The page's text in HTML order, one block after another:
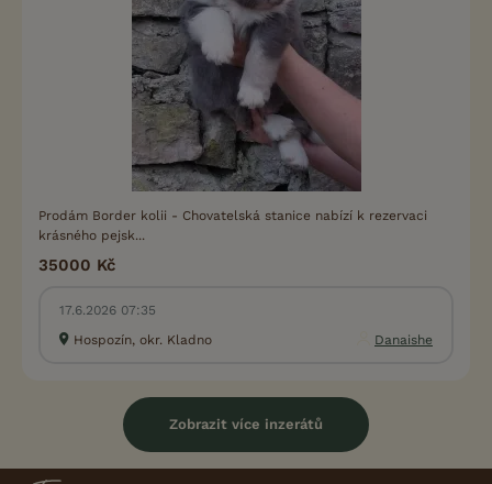
Prodám Border kolii - Chovatelská stanice nabízí k rezervaci
krásného pejsk...
35000 Kč
17.6.2026 07:35
Hospozín, okr. Kladno
Danaishe
Zobrazit více inzerátů